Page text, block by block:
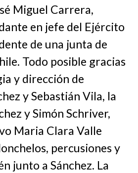
Miguel Carrera,
en jefe del Ejército
de una junta de
Todo posible gracias
y dirección de
y Sebastián Vila, la
y Simón Schriver,
Maria Clara Valle
percusiones y
junto a Sánchez. La